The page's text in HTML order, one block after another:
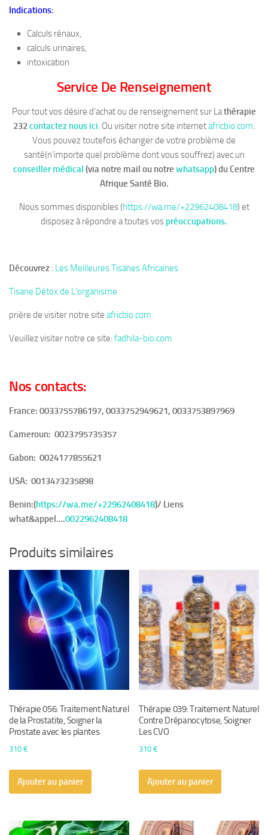
Indications:
Calculs rénaux,
calculs urinaires,
intoxication
Service De Renseignement
Pour tout vos désire d’achat ou de renseignement sur Lathérapie
232contactez nous ici. Ou visiter notre site internetafricbio.com.
Vous pouvez toutefois échanger de votre problème de
santé(n’importe quel problème dont vous souffrez) avec un
conseiller médical (via notre mail ou notre whatsapp)du Centre
Afrique Santé Bio.
Nous sommes disponibles (https://wa.me/+22962408418) et
disposez à répondre a toutes vos préoccupations.
Découvrez : Les Meilleures Tisanes Africaines
Tisane Détox de L’organisme
prière de visiter notre site africbio.com
Veuillez visiter notre ce site: fadhila-bio.com
Nos contacts:
France: 0033755786197, 0033752949621, 0033753897969
Cameroun: 0023795735357
Gabon: 0024177855621
USA: 0013473235898
Benin:(https://wa.me/+22962408418)/ Liens
what&appel….0022962408418
Produits similaires
Thérapie 056: Traitement Naturel
de la Prostatite, Soigner la
Prostate avec les plantes
310 €
Ajouter au panier
Thérapie 039: Traitement Naturel
Contre Drépanocytose, Soigner
Les CVO
310€
Ajouter au panier